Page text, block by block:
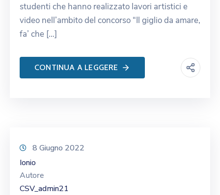
studenti che hanno realizzato lavori artistici e
video nell’ambito del concorso “Il giglio da amare,
fa’ che […]
CONTINUA A LEGGERE
8 Giugno 2022
Ionio
Autore
CSV_admin21